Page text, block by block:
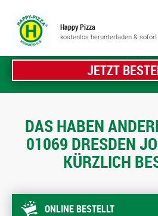
Happy Pizza
kostenlos herunterladen &
JETZT
DAS HABEN
01069 DRESDEN
KÜRZLICH
ONLINE BESTELLT